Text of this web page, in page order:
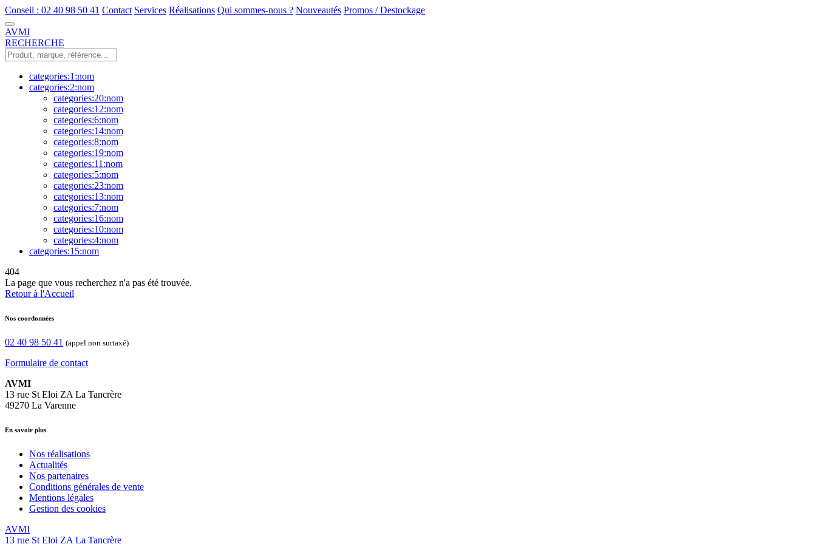
Conseil : 02 40 98 50 41 Contact Services Réalisations Qui sommes-nous ? Nouveautés Promos / Destockage
AVMI
RECHERCHE
categories:1:nom
categories:2:nom
categories:20:nom
categories:12:nom
categories:6:nom
categories:14:nom
categories:8:nom
categories:19:nom
categories:11:nom
categories:5:nom
categories:23:nom
categories:13:nom
categories:7:nom
categories:16:nom
categories:10:nom
categories:4:nom
categories:15:nom
404
La page que vous recherchez n'a pas été trouvée.
Retour à l'Accueil
Nos coordonnées
02 40 98 50 41 (appel non surtaxé)
Formulaire de contact
AVMI
13 rue St Eloi ZA La Tancrère
49270 La Varenne
En savoir plus
Nos réalisations
Actualités
Nos partenaires
Conditions générales de vente
Mentions légales
Gestion des cookies
AVMI
13 rue St Eloi ZA La Tancrère